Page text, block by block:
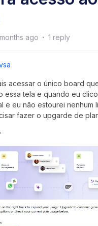
ago 1 reply
acessar o único board
essa tela e quando eu
e eu não estourei nenhum
fazer o upgarde de